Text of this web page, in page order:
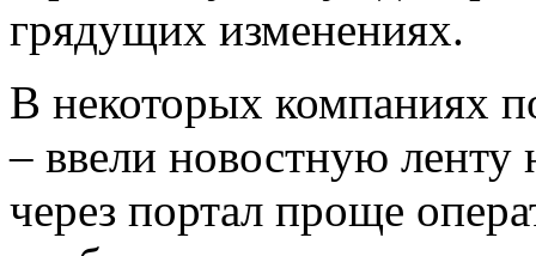
грядущих изменениях.
В некоторых компаниях
– ввели новостную ленту
через портал проще